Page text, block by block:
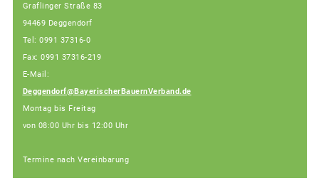
Graflinger Straße 83
94469 Deggendorf
Tel: 0991 37316-0
Fax: 0991 37316-219
E-Mail:
Deggendorf@BayerischerBauernVerband.de
Montag bis Freitag
von 08:00 Uhr bis 12:00 Uhr
Termine nach Vereinbarung